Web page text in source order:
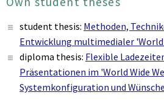
student thesis: Methoden,
Entwicklung multimedialer 'World
diploma thesis: Flexible
Präsentationen im 'World Wide
Systemkonfiguration und